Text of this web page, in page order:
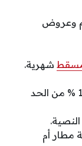
وعروض
شهرية.
الحصول على سلفة نقدية بنسبة 100 % من الحد
مطار أم